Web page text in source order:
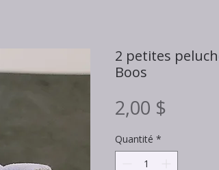
2 petites
Boos
2,00 $
Quantité *